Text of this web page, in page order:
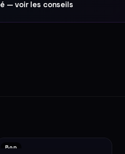
— voir les conseils
Bon